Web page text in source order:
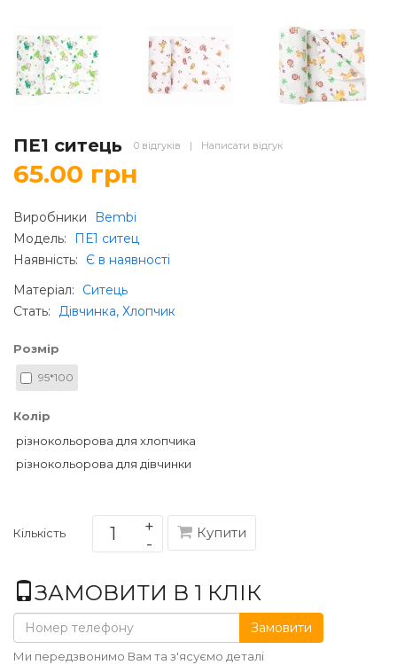
ПЕ1 ситець 0 відгуків | Написати відгук
65.00 грн
Виробники
Bembi
Модель:
ПЕ1 ситец
Наявність:
Є в наявності
Матеріал:
Ситець
Стать: Дівчинка, Хлопчик
Розмір
95*100
Колір
різнокольорова для хлопчика
різнокольорова для дівчинки
Кількість Купити
ЗАМОВИТИ В 1 КЛІК
Замовити
Ми передзвонимо Вам та з'ясуємо деталі